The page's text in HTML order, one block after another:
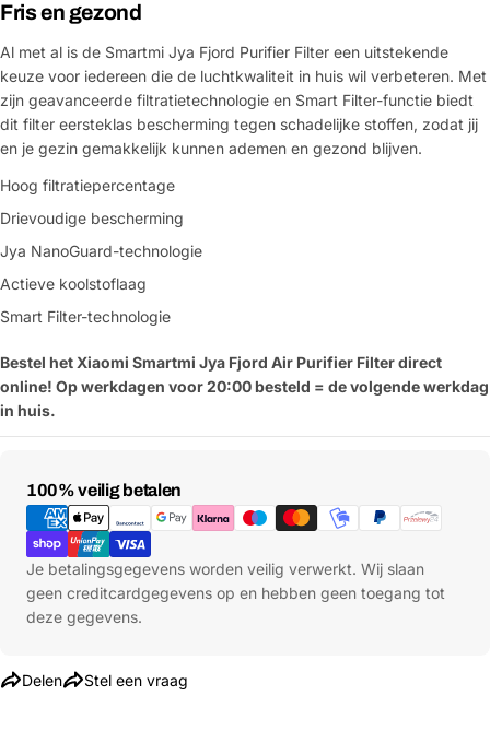
Fris en gezond
Al met al is de Smartmi Jya Fjord Purifier Filter een uitstekende
keuze voor iedereen die de luchtkwaliteit in huis wil verbeteren. Met
zijn geavanceerde filtratietechnologie en Smart Filter-functie biedt
dit filter eersteklas bescherming tegen schadelijke stoffen, zodat jij
en je gezin gemakkelijk kunnen ademen en gezond blijven.
Hoog filtratiepercentage
Drievoudige bescherming
Jya NanoGuard-technologie
Actieve koolstoflaag
Smart Filter-technologie
Bestel het Xiaomi Smartmi Jya Fjord Air Purifier Filter direct
online! Op werkdagen voor 20:00 besteld = de volgende werkdag
in huis.
100% veilig betalen
Betaalmethoden
Je betalingsgegevens worden veilig verwerkt. Wij slaan
geen creditcardgegevens op en hebben geen toegang tot
deze gegevens.
Delen Stel een vraag